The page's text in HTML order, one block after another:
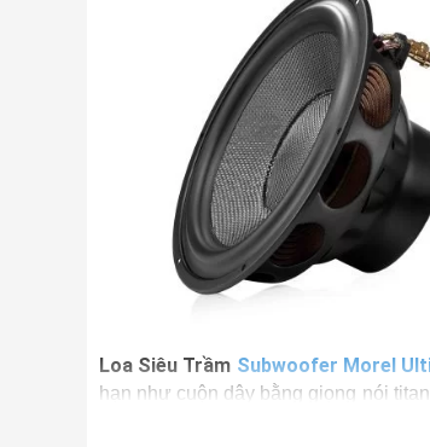
Loa Siêu Trầm Subwoofer Morel
hạn như cuộn dây bằng giọng nói